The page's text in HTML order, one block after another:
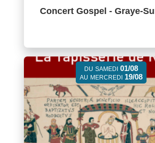
Concert Gospel - Graye-
DU SAMEDI 01/08
AU MERCREDI 19/08